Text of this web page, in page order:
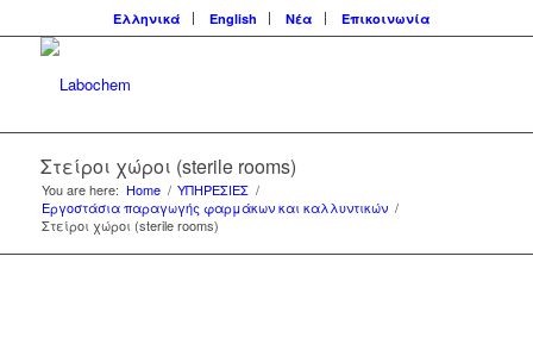
Ελληνικά English Νέα Επικοινωνία
Στείροι χώροι (sterile rooms)
You are here: Home / ΥΠΗΡΕΣΙΕΣ /
Eργοστάσια παραγωγής φαρμάκων και καλλυντικών /
Στείροι χώροι (sterile rooms)